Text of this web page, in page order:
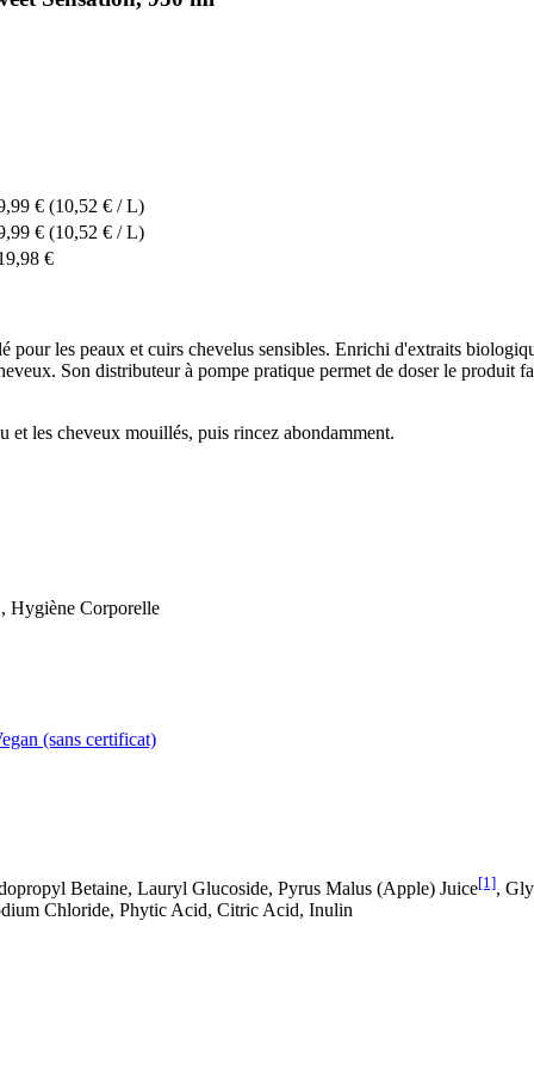
€ (10,52 € / L)
€ (10,52 € / L)
€
les peaux et cuirs chevelus sensibles. Enrichi d'extraits
Son distributeur à pompe pratique permet de doser le produit
et les cheveux mouillés, puis rincez abondamment.
Hygiène Corporelle
(sans certificat)
Betaine, Lauryl Glucoside, Pyrus Malus (Apple) Juice[1],
Chloride, Phytic Acid, Citric Acid, Inulin